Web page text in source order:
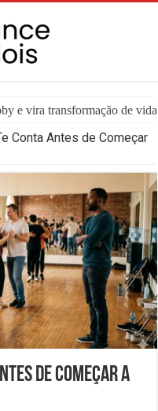
e vira transformação de
Conta Antes de Começar
de Começar a